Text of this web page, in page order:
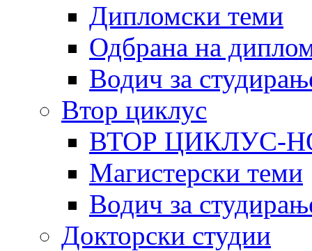
Дипломски теми
Одбрана на
Водич за
Втор циклус
ВТОР ЦИКЛУС-
Магистерски теми
Водич за
Докторски студии